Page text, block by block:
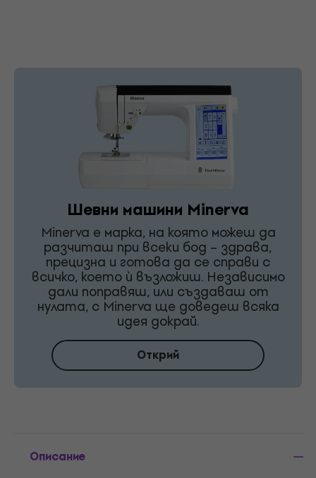
Шевни машини Minerva
Minerva е марка, на която можеш да
разчиташ при всеки бод – здрава,
прецизна и готова да се справи с
всичко, което ѝ възложиш. Независимо
дали поправяш, или създаваш от
нулата, с Minerva ще доведеш всяка
идея докрай.
Открий
Описание